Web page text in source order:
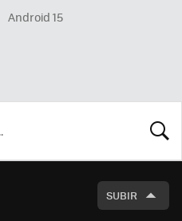
Android 15
SUBIR